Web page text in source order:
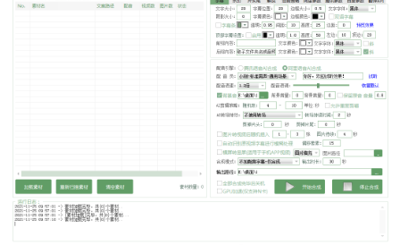
芝麻开门：直播新世代群洞察报告-淘直播 2020-11-12
2020-11-09
2020-11-09
不会引流？我花了1个月总结了这10点流量方法论 2021-05-